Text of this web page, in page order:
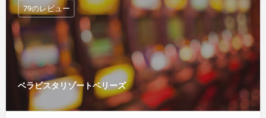
ベラビスタリゾートベリーズ
79のレビュー